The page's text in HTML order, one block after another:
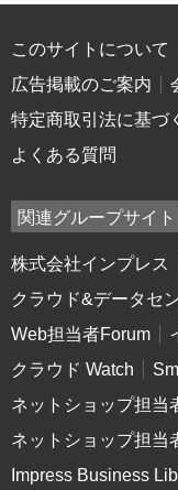
このサイトについて
広告掲載のご案内
特定商取引法に基づ
よくある質問
関連グループサイト
株式会社インプレス
クラウド&データセ
Web担当者Forum
クラウド Watch
ネットショップ担当
ネットショップ担当
Impress Business